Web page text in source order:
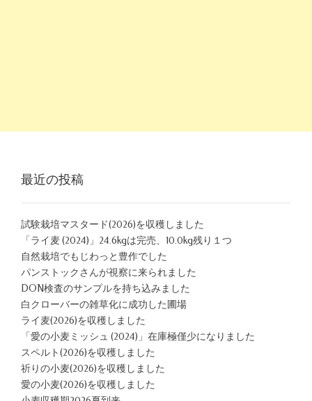
最近の投稿
試験栽培マスタード(2026)を収穫しました
「ライ麦 (2024)」24.6kgは完売、10.0kg残り１つ
自然栽培でもじわっと豊作でした
パンストックさんが視察に来られました
DON検査のサンプルを持ち込みました
白クローバーの雑草化に成功した圃場
ライ麦(2026)を収穫しました
「愛の小麦ミッシュ (2024)」在庫極僅少になりました
スペルト(2026)を収穫しました
祈りの小麦(2026)を収穫しました
愛の小麦(2026)を収穫しました